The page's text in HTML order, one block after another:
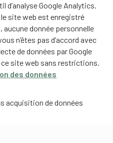
d’analyse Google Analytics.
site web est enregistré
donnée personnelle
n’êtes pas d’accord avec
de données par Google
site web sans restrictions.
des données
acquisition de données
de Macolin HEFSM